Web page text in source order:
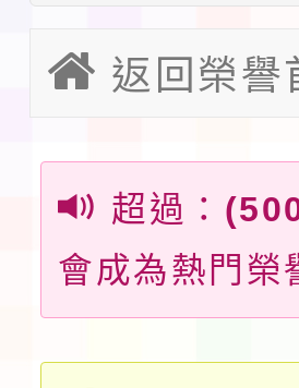
展演活動實
請一案
教育部校安
報
淨零綠領人
檢送桃園市
及師生本土
實施要點各1
115年食農
程
函轉國家通
「115年金
返回榮譽
超過：
會成為熱門榮